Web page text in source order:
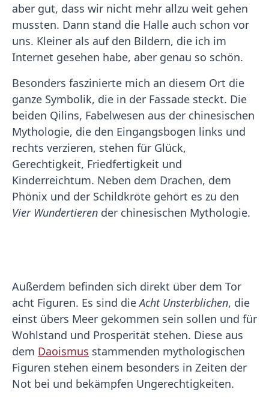
aber gut, dass wir nicht mehr allzu weit gehen
mussten. Dann stand die Halle auch schon vor
uns. Kleiner als auf den Bildern, die ich im
Internet gesehen habe, aber genau so schön.
Besonders faszinierte mich an diesem Ort die
ganze Symbolik, die in der Fassade steckt. Die
beiden Qilins, Fabelwesen aus der chinesischen
Mythologie, die den Eingangsbogen links und
rechts verzieren, stehen für Glück,
Gerechtigkeit, Friedfertigkeit und
Kinderreichtum. Neben dem Drachen, dem
Phönix und der Schildkröte gehört es zu den
Vier Wundertieren der chinesischen Mythologie.
Außerdem befinden sich direkt über dem Tor
acht Figuren. Es sind dieAcht Unsterblichen, die
einst übers Meer gekommen sein sollen und für
Wohlstand und Prosperität stehen. Diese aus
dem Daoismus stammenden mythologischen
Figuren stehen einem besonders in Zeiten der
Not bei und bekämpfen Ungerechtigkeiten.